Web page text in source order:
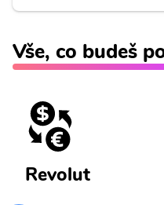
Vše, co budeš
Revolut